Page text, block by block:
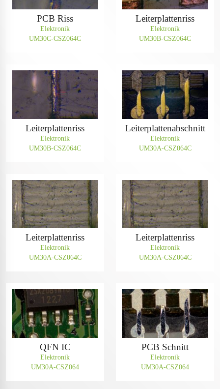
PCB Riss
Elektronik
UM30C-CSZ064C
Leiterplattenriss
Elektronik
UM30B-CSZ064C
Leiterplattenriss
Elektronik
UM30B-CSZ064C
Leiterplattenabschnitt
Elektronik
UM30A-CSZ064C
Leiterplattenriss
Elektronik
UM30A-CSZ064C
Leiterplattenriss
Elektronik
UM30A-CSZ064C
QFN IC
Elektronik
UM30A-CSZ064
PCB Schnitt
Elektronik
UM30A-CSZ064